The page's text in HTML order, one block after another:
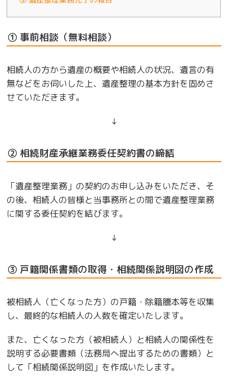
① 事前相談（無料相談）
相続人の方から遺産の概要や相続人の状況、遺言の有
無などをお伺いした上、遺産整理の基本方針を固めさ
せていただきます。
↓
② 相続財産承継業務委任契約書の締結
「遺産整理業務」の契約のお申し込みをいただき、そ
の後、相続人の皆様と当事務所との間で遺産整理業務
に関する委任契約を結びます。
↓
③ 戸籍関係書類の取得・相続関係説明図の作成
被相続人（亡くなった方）の戸籍・除籍謄本等を収集
し、最終的な相続人の人数を確定いたします。
また、亡くなった方（被相続人）と相続人の関係性を
説明する必要書類（法務局へ提出するための書類）と
して「相続関係説明図」を作成いたします。